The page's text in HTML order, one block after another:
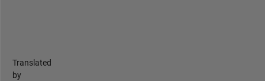
Translated
by